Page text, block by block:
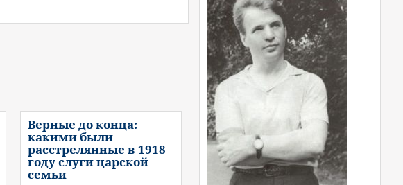
Верные до конца:
какими были
расстрелянные в 1918
году слуги царской
семьи